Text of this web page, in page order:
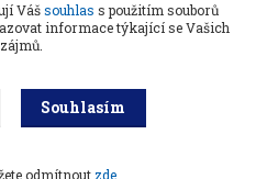
// Grafika a kódování
Vášsouhlas s použitím souborů
informace týkající se Vašich
zájmů.
Souhlasím
odmítnout zde